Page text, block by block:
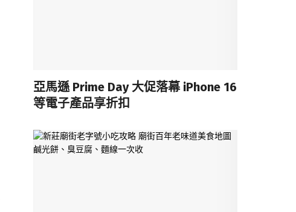
亞馬遜 Prime Day 大促落幕 iPhone 16
等電子產品享折扣